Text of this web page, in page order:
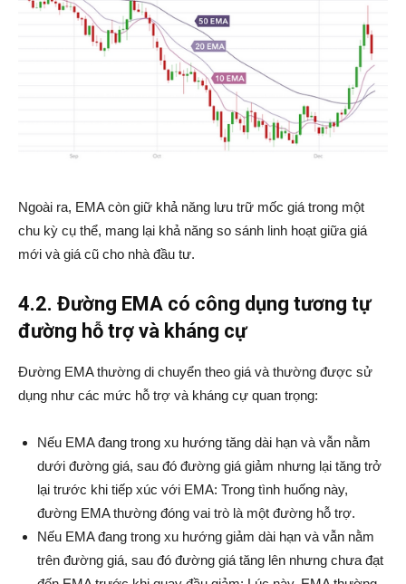
Ngoài ra, EMA còn giữ khả năng lưu trữ mốc giá trong một
chu kỳ cụ thể, mang lại khả năng so sánh linh hoạt giữa giá
mới và giá cũ cho nhà đầu tư.
4.2. Đường EMA có công dụng tương tự
đường hỗ trợ và kháng cự
Đường EMA thường di chuyển theo giá và thường được sử
dụng như các mức hỗ trợ và kháng cự quan trọng:
Nếu EMA đang trong xu hướng tăng dài hạn và vẫn nằm
dưới đường giá, sau đó đường giá giảm nhưng lại tăng trở
lại trước khi tiếp xúc với EMA: Trong tình huống này,
đường EMA thường đóng vai trò là một đường hỗ trợ.
Nếu EMA đang trong xu hướng giảm dài hạn và vẫn nằm
trên đường giá, sau đó đường giá tăng lên nhưng chưa đạt